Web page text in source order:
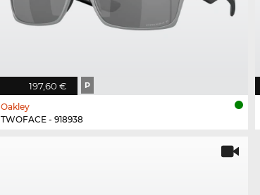
197,60 € P
Oakley
TWOFACE - 918938